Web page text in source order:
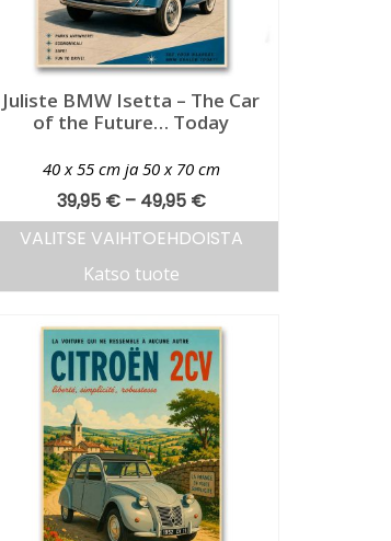
Juliste BMW Isetta – The Car
of the Future… Today
40 x 55 cm ja 50 x 70 cm
39,95 € – 49,95 €
VALITSE VAIHTOEHDOISTA
Katso tuote